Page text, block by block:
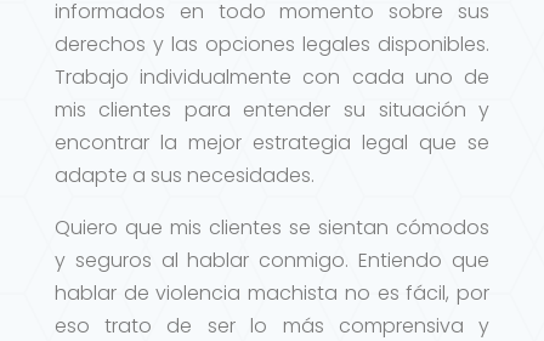
informados en todo momento sobre sus
derechos y las opciones legales disponibles.
Trabajo individualmente con cada uno de
mis clientes para entender su situación y
encontrar la mejor estrategia legal que se
adapte a sus necesidades.
Quiero que mis clientes se sientan cómodos
y seguros al hablar conmigo. Entiendo que
hablar de violencia machista no es fácil, por
eso trato de ser lo más comprensiva y